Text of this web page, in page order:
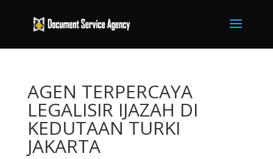
AGEN TERPERCAYA
LEGALISIR IJAZAH DI
KEDUTAAN TURKI
JAKARTA